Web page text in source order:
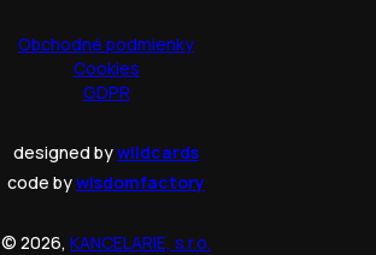
Obchodné podmienky
Cookies
GDPR
designed bywildcards
code bywisdomfactory
© 2026, KANCELARIE, s.r.o.